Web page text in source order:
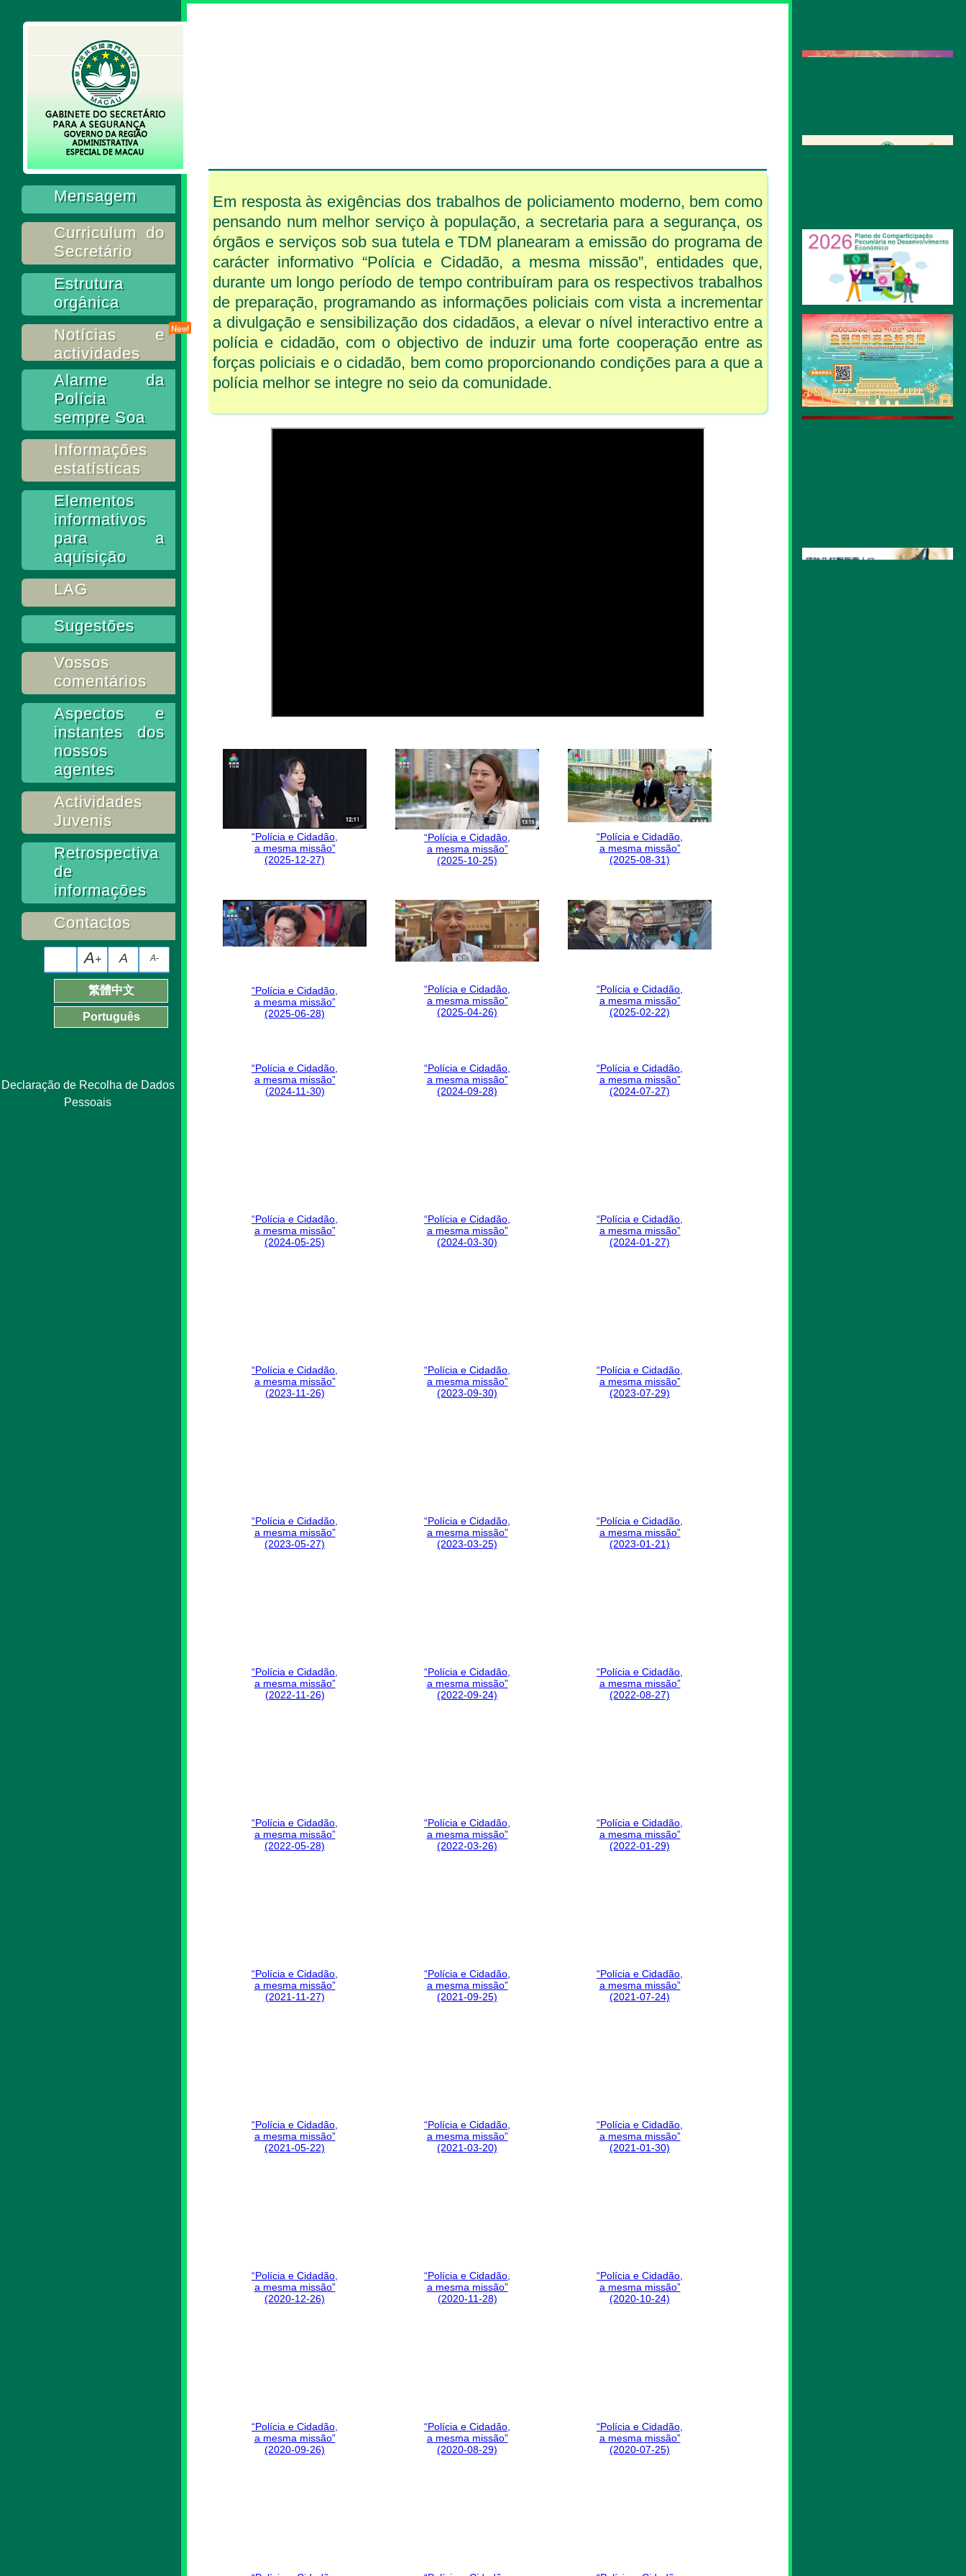
Mensagem
Curriculum do
Secretário
Estrutura
orgânica
Notícias e
actividades
Alarme da
Polícia
sempre Soa
Informações
estatísticas
Elementos
informativos
para a
aquisição
LAG
Sugestões
Vossos
comentários
Aspectos e
instantes dos
nossos
agentes
Actividades
Juvenis
Retrospectiva
de
informações
Contactos
A-
A
A+
繁體中文
Português
Declaração de Recolha de Dados
Pessoais
Em resposta às exigências dos trabalhos de policiamento moderno, bem como
pensando num melhor serviço à população, a secretaria para a segurança, os
órgãos e serviços sob sua tutela e TDM planearam a emissão do programa de
carácter informativo “Polícia e Cidadão, a mesma missão”, entidades que,
durante um longo período de tempo contribuíram para os respectivos trabalhos
de preparação, programando as informações policiais com vista a incrementar
a divulgação e sensibilização dos cidadãos, a elevar o nível interactivo entre a
polícia e cidadão, com o objectivo de induzir uma forte cooperação entre as
forças policiais e o cidadão, bem como proporcionando condições para a que a
polícia melhor se integre no seio da comunidade.
“Polícia e Cidadão,
a mesma missão”
(2025-12-27)
“Polícia e Cidadão,
a mesma missão”
(2025-10-25)
“Polícia e Cidadão,
a mesma missão”
(2025-08-31)
“Polícia e Cidadão,
a mesma missão”
(2025-06-28)
“Polícia e Cidadão,
a mesma missão”
(2025-04-26)
“Polícia e Cidadão,
a mesma missão”
(2025-02-22)
“Polícia e Cidadão,
a mesma missão”
(2024-11-30)
“Polícia e Cidadão,
a mesma missão”
(2024-09-28)
“Polícia e Cidadão,
a mesma missão”
(2024-07-27)
“Polícia e Cidadão,
a mesma missão”
(2024-05-25)
“Polícia e Cidadão,
a mesma missão”
(2024-03-30)
“Polícia e Cidadão,
a mesma missão”
(2024-01-27)
“Polícia e Cidadão,
a mesma missão”
(2023-11-26)
“Polícia e Cidadão,
a mesma missão”
(2023-09-30)
“Polícia e Cidadão,
a mesma missão”
(2023-07-29)
“Polícia e Cidadão,
a mesma missão”
(2023-05-27)
“Polícia e Cidadão,
a mesma missão”
(2023-03-25)
“Polícia e Cidadão,
a mesma missão”
(2023-01-21)
“Polícia e Cidadão,
a mesma missão”
(2022-11-26)
“Polícia e Cidadão,
a mesma missão”
(2022-09-24)
“Polícia e Cidadão,
a mesma missão”
(2022-08-27)
“Polícia e Cidadão,
a mesma missão”
(2022-05-28)
“Polícia e Cidadão,
a mesma missão”
(2022-03-26)
“Polícia e Cidadão,
a mesma missão”
(2022-01-29)
“Polícia e Cidadão,
a mesma missão”
(2021-11-27)
“Polícia e Cidadão,
a mesma missão”
(2021-09-25)
“Polícia e Cidadão,
a mesma missão”
(2021-07-24)
“Polícia e Cidadão,
a mesma missão”
(2021-05-22)
“Polícia e Cidadão,
a mesma missão”
(2021-03-20)
“Polícia e Cidadão,
a mesma missão”
(2021-01-30)
“Polícia e Cidadão,
a mesma missão”
(2020-12-26)
“Polícia e Cidadão,
a mesma missão”
(2020-11-28)
“Polícia e Cidadão,
a mesma missão”
(2020-10-24)
“Polícia e Cidadão,
a mesma missão”
(2020-09-26)
“Polícia e Cidadão,
a mesma missão”
(2020-08-29)
“Polícia e Cidadão,
a mesma missão”
(2020-07-25)